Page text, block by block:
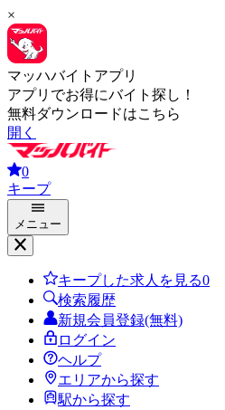
×
マッハバイトアプリ
アプリでお得にバイト探し！
無料ダウンロードはこちら
開く
0
キープ
メニュー
キープした求人を見る0
検索履歴
新規会員登録(無料)
ログイン
ヘルプ
エリアから探す
駅から探す